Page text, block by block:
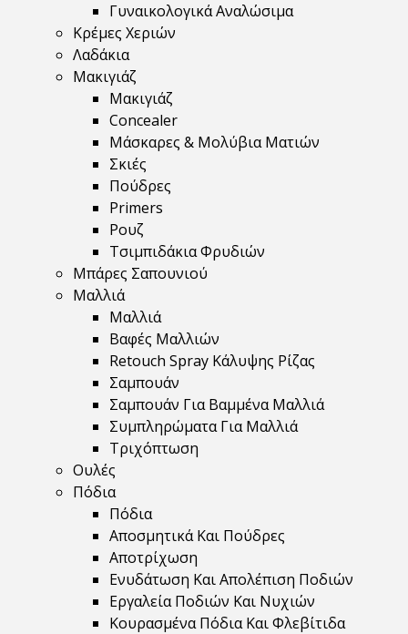
Γυναικολογικά Αναλώσιμα
Κρέμες Χεριών
Λαδάκια
Μακιγιάζ
Μακιγιάζ
Concealer
Μάσκαρες & Μολύβια Ματιών
Σκιές
Πούδρες
Primers
Ρουζ
Τσιμπιδάκια Φρυδιών
Μπάρες Σαπουνιού
Μαλλιά
Μαλλιά
Βαφές Μαλλιών
Retouch Spray Κάλυψης Ρίζας
Σαμπουάν
Σαμπουάν Για Βαμμένα Μαλλιά
Συμπληρώματα Για Μαλλιά
Τριχόπτωση
Ουλές
Πόδια
Πόδια
Αποσμητικά Και Πούδρες
Αποτρίχωση
Ενυδάτωση Και Απολέπιση Ποδιών
Εργαλεία Ποδιών Και Νυχιών
Κουρασμένα Πόδια Και Φλεβίτιδα